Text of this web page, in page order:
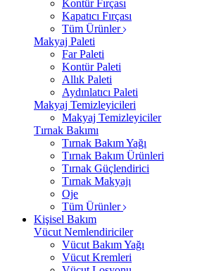
Kontür Fırçası
Kapatıcı Fırçası
Tüm Ürünler
Makyaj Paleti
Far Paleti
Kontür Paleti
Allık Paleti
Aydınlatıcı Paleti
Makyaj Temizleyicileri
Makyaj Temizleyiciler
Tırnak Bakımı
Tırnak Bakım Yağı
Tırnak Bakım Ürünleri
Tırnak Güçlendirici
Tırnak Makyajı
Oje
Tüm Ürünler
Kişisel Bakım
Vücut Nemlendiriciler
Vücut Bakım Yağı
Vücut Kremleri